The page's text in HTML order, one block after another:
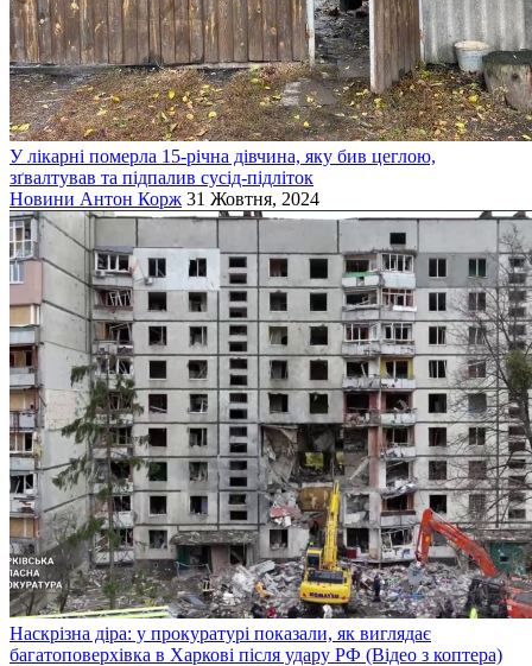
У лікарні померла 15-річна дівчина, яку бив цеглою,
зґвалтував та підпалив сусід-підліток
Новини Антон Корж 31 Жовтня, 2024
Наскрізна діра: у прокуратурі показали, як виглядає
багатоповерхівка в Харкові після удару РФ (Відео з коптера)